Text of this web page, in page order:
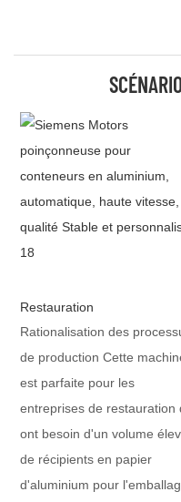
Restauration
Rationalisation des
de production Cette
est parfaite pour les
entreprises de restauration
ont besoin d'un volume
de récipients en papier
d'aluminium pour